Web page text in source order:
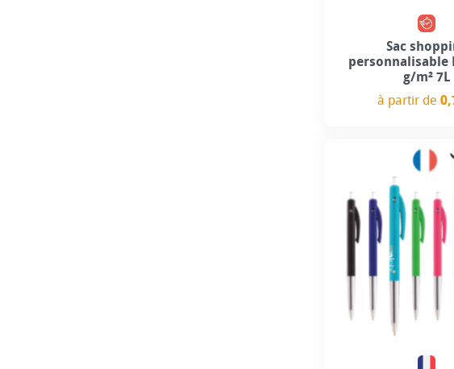
Sac
personnalisable
g/m² 7L
à partir de